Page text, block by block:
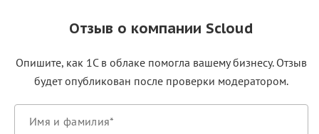
Отзыв о компании Scloud
Опишите, как 1С в облаке помогла вашему бизнесу. Отзыв
будет опубликован после проверки модератором.